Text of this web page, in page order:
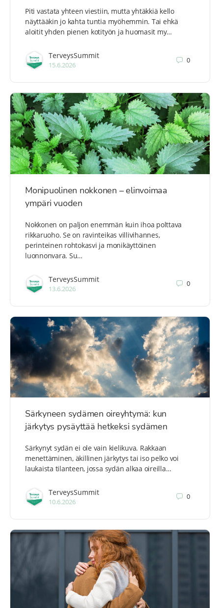
Piti vastata yhteen viestiin, mutta yhtäkkiä kello
näyttääkin jo kahta tuntia myöhemmin. Tai ehkä
aloitit yhden pienen kotityön ja huomasit my…
TerveysSummit
15.6.2026
0
Monipuolinen nokkonen – elinvoimaa
ympäri vuoden
Nokkonen on paljon enemmän kuin ihoa polttava
rikkaruoho. Se on ravinteikas villivihannes,
perinteinen rohtokasvi ja monikäyttöinen
luonnonvara. Su…
TerveysSummit
13.6.2026
0
Särkyneen sydämen oireyhtymä: kun
järkytys pysäyttää hetkeksi sydämen
Särkynyt sydän ei ole vain kielikuva. Rakkaan
menettäminen, äkillinen järkytys tai iso pelko voi
laukaista tilanteen, jossa sydän alkaa oireilla…
TerveysSummit
10.6.2026
0